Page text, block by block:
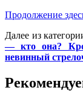
Продолжение
Далее из
— кто она?
невинный